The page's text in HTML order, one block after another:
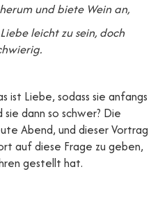
und biete Wein an,
leicht zu sein, doch
ist Liebe, sodass sie anfangs
dann so schwer? Die
Abend, und dieser Vortrag
auf diese Frage zu geben,
gestellt hat.